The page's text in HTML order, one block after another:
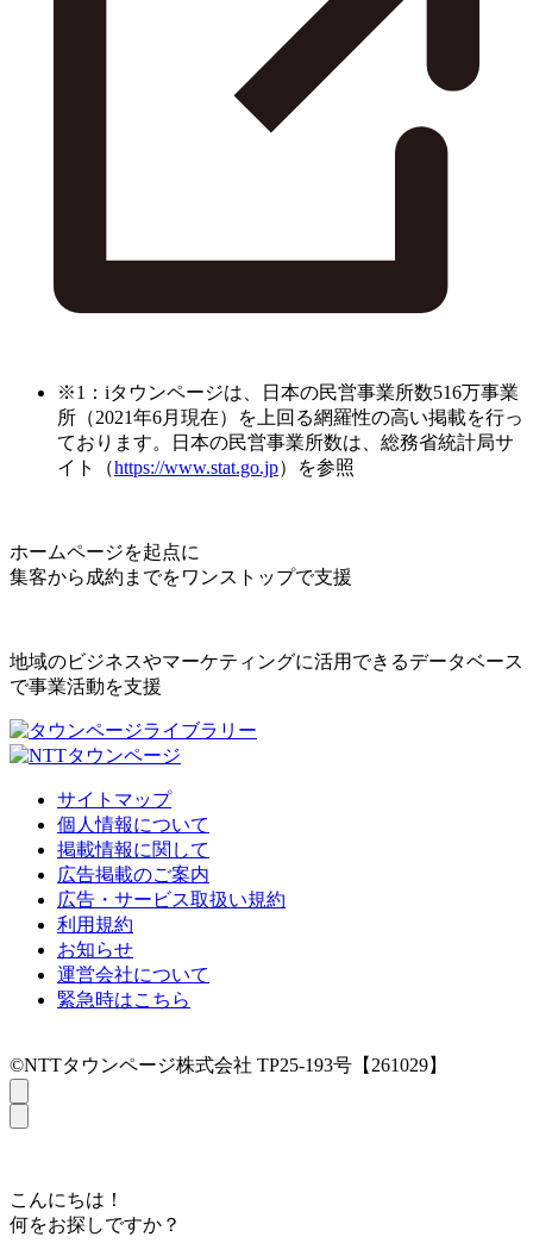
※1：iタウンページは、日本の民営事業所数516万事業
所（2021年6月現在）を上回る網羅性の高い掲載を行っ
ております。日本の民営事業所数は、総務省統計局サ
イト（https://www.stat.go.jp）を参照
ホームページを起点に
集客から成約までをワンストップで支援
地域のビジネスやマーケティングに活用できるデータベース
で事業活動を支援
サイトマップ
個人情報について
掲載情報に関して
広告掲載のご案内
広告・サービス取扱い規約
利用規約
お知らせ
運営会社について
緊急時はこちら
©NTTタウンページ株式会社 TP25-193号【261029】
こんにちは！
何をお探しですか？